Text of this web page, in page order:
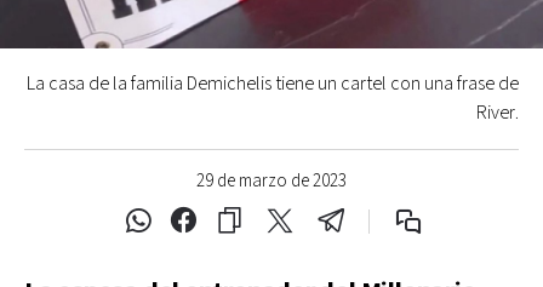
29 de marzo de 2023
La casa de la familia Demichelis tiene un cartel con una frase de
River.